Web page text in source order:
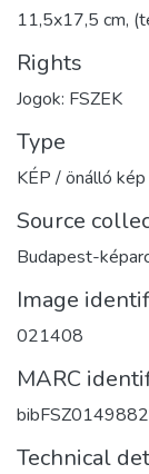
11,5x17,5 cm,
Rights
Jogok: FSZEK
Type
KÉP / önálló kép
Source
Budapest-
Image
021408
MARC
Technical